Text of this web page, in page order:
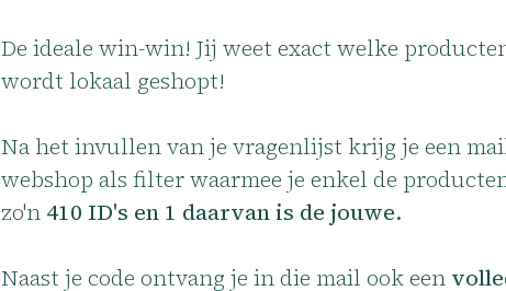
De ideale win-win! Jij weet exact welke
wordt lokaal geshopt!
Na het invullen van je vragenlijst krijg je een
webshop als filter waarmee je enkel de
zo'n 410 ID's en 1 daarvan is de jouwe.
Naast je code ontvang je in die mail ook een